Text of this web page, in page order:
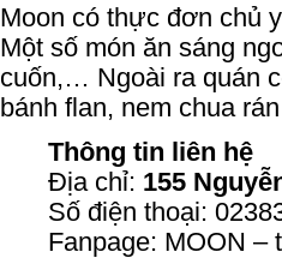
Moon có thực đơn chủ
Một số món ăn sáng
cuốn,… Ngoài ra quán
bánh flan, nem chua
Thông tin liên hệ
Địa chỉ: 155
Số điện thoại:
Fanpage: MOON –